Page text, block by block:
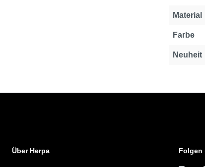
Material
Farbe
Neuheit
Über Herpa Folgen